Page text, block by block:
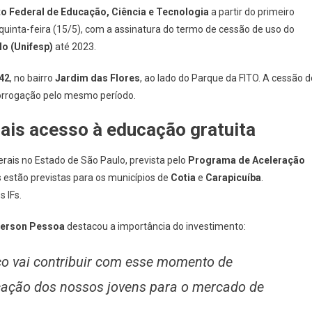
Federal de Educação, Ciência e Tecnologia a partir do primeiro
feira (15/5), com a assinatura do termo de cessão de uso do
(Unifesp) até 2023.
, no bairro Jardim das Flores, ao lado do Parque da FITO. A cessão
pelo mesmo período.
acesso à educação gratuita
no Estado de São Paulo, prevista pelo Programa de Aceleração
previstas para os municípios de Cotia e Carapicuíba
IFs.
Pessoa destacou a importância do investimento:
vai contribuir com esse momento de
dos nossos jovens para o mercado de